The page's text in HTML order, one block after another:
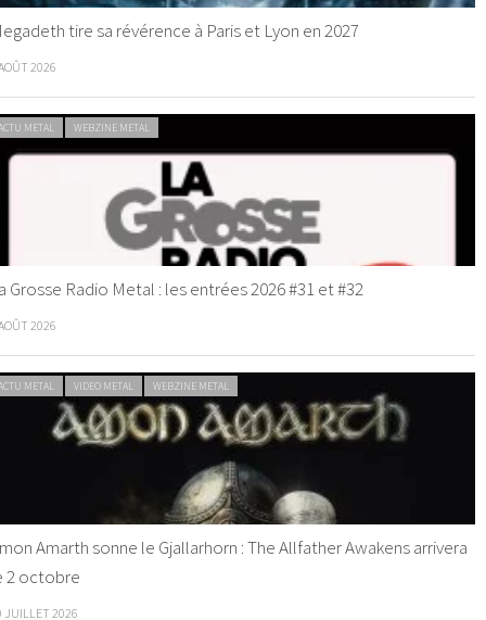
tire sa révérence à Paris et Lyon en 2027
2026
METAL WEBZINE METAL
Grosse Radio Metal : les entrées 2026 #31 et #32
2026
METAL VIDEO METAL WEBZINE METAL
Amarth sonne le Gjallarhorn : The Allfather Awakens arrivera
2 octobre
JUILLET 2026